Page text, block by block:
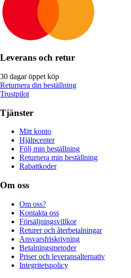
Leverans och retur
30 dagar öppet köp
Returnera din beställning
Trustpilot
Tjänster
Mitt konto
Hjälpcenter
Följ min beställning
Returnera min beställning
Rabattkoder
Om oss
Om oss?
Kontakta oss
Försäljningsvillkor
Returer och återbetalningar
Ansvarsfriskrivning
Betalningsmetoder
Priser och leveransalternativ
Integritetspolicy